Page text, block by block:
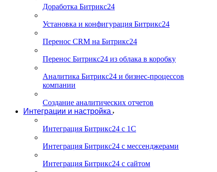
Доработка Битрикс24
Установка и конфигурация Битрикс24
Перенос CRM на Битрикс24
Перенос Битрикс24 из облака в коробку
Аналитика Битрикс24 и бизнес-процессов
компании
Создание аналитических отчетов
Интеграции и настройка
Интеграция Битрикс24 с 1С
Интеграция Битрикс24 с мессенджерами
Интеграция Битрикс24 с сайтом